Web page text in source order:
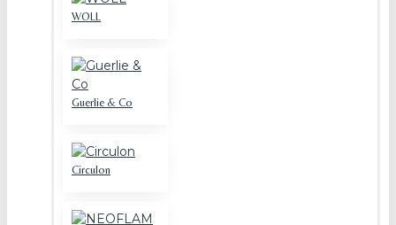
WOLL
Guerlie & Co
Circulon